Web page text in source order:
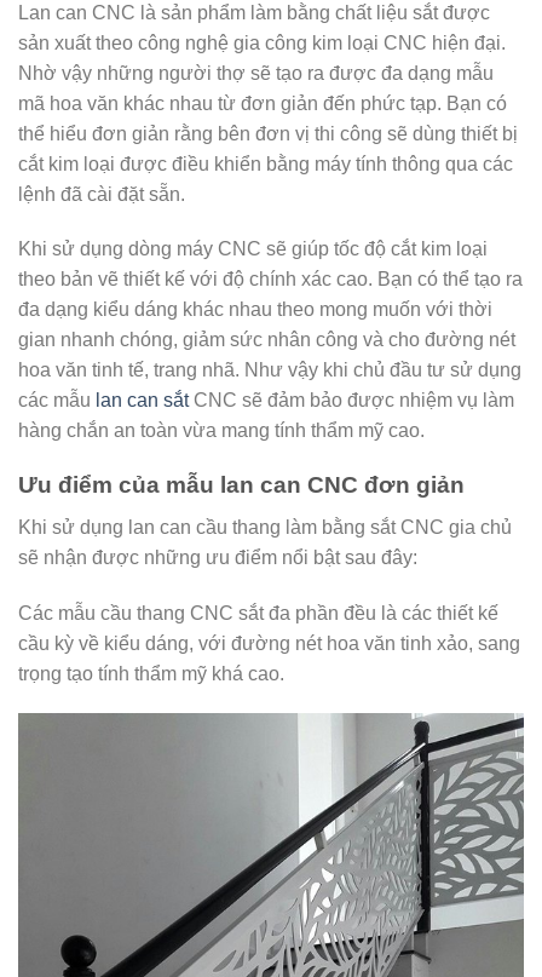
Lan can CNC là sản phẩm làm bằng chất liệu sắt được
sản xuất theo công nghệ gia công kim loại CNC hiện đại.
Nhờ vậy những người thợ sẽ tạo ra được đa dạng mẫu
mã hoa văn khác nhau từ đơn giản đến phức tạp. Bạn có
thể hiểu đơn giản rằng bên đơn vị thi công sẽ dùng thiết bị
cắt kim loại được điều khiển bằng máy tính thông qua các
lệnh đã cài đặt sẵn.
Khi sử dụng dòng máy CNC sẽ giúp tốc độ cắt kim loại
theo bản vẽ thiết kế với độ chính xác cao. Bạn có thể tạo ra
đa dạng kiểu dáng khác nhau theo mong muốn với thời
gian nhanh chóng, giảm sức nhân công và cho đường nét
hoa văn tinh tế, trang nhã. Như vậy khi chủ đầu tư sử dụng
các mẫu lan can sắtCNC sẽ đảm bảo được nhiệm vụ làm
hàng chắn an toàn vừa mang tính thẩm mỹ cao.
Ưu điểm của mẫu lan can CNC đơn giản
Khi sử dụng lan can cầu thang làm bằng sắt CNC gia chủ
sẽ nhận được những ưu điểm nổi bật sau đây:
Các mẫu cầu thang CNC sắt đa phần đều là các thiết kế
cầu kỳ về kiểu dáng, với đường nét hoa văn tinh xảo, sang
trọng tạo tính thẩm mỹ khá cao.